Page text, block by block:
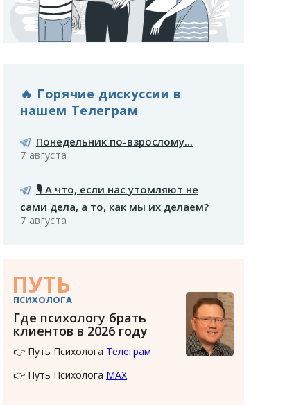
🔥 Горячие дискуссии в
нашем Телеграм
Понедельник по-взрослому...
7 августа
🎙️ А что, если нас утомляют не
сами дела, а то, как мы их делаем?
7 августа
ПУТЬ
ПСИХОЛОГА
Где психологу брать
клиентов в 2026 году
👉 Путь Психолога Телеграм
👉 Путь Психолога MAX